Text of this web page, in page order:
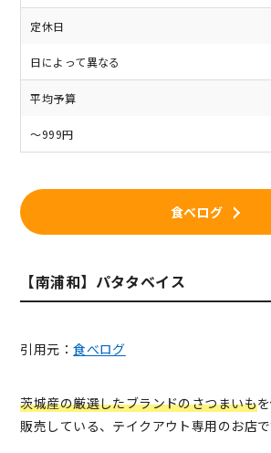
定休日
日によって異なる
平均予算
～999円
食べログ
【南浦和】パタタベイス
引用元：食べログ
茨城産の厳選したブランドのさつまいも
販売している、テイクアウト専用のお店で